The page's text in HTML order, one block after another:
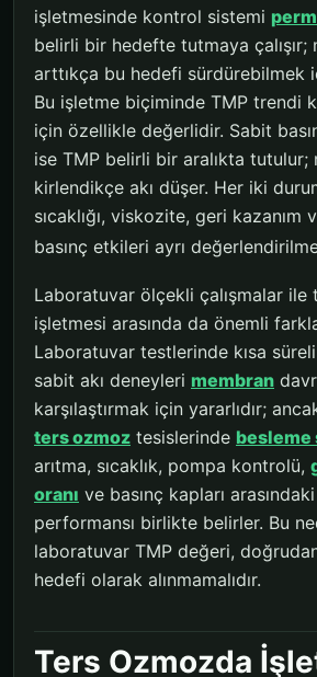
işletmesinde kontrol sistemi
belirli bir hedefte tutmaya çalışır;
arttıkça bu hedefi sürdürebilmek
Bu işletme biçiminde TMP trendi
için özellikle değerlidir. Sabit
ise TMP belirli bir aralıkta tutulur;
kirlendikçe akı düşer. Her iki
sıcaklığı, viskozite, geri kazanım
basınç etkileri ayrı
Laboratuvar ölçekli çalışmalar
işletmesi arasında da önemli
Laboratuvar testlerinde kısa
sabit akı deneyleri membran
karşılaştırmak için yararlıdır;
ters ozmoz tesislerinde besleme
arıtma, sıcaklık, pompa kontrolü,
oranı ve basınç kapları
performansı birlikte belirler. Bu
laboratuvar TMP değeri,
hedefi olarak alınmamalıdır.
Ters Ozmozda